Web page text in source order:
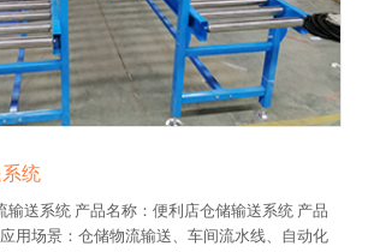
统
输送系统 产品名称：便利店仓储输送系统 产品
应用场景：仓储物流输送、车间流水线、自动化